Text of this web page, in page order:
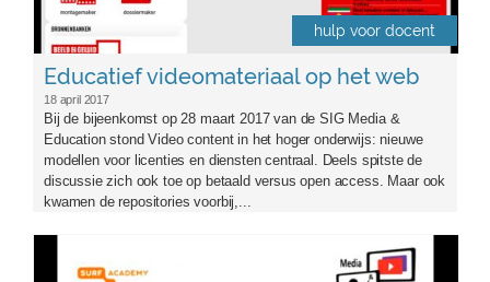
hulp voor docent
Educatief videomateriaal op het web
18 april 2017
Bij de bijeenkomst op 28 maart 2017 van de SIG Media &
Education stond Video content in het hoger onderwijs: nieuwe
modellen voor licenties en diensten centraal. Deels spitste de
discussie zich ook toe op betaald versus open access. Maar ook
kwamen de repositories voorbij,...
sigmaart2017.png